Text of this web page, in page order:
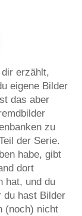
erzählt,
eigene Bilder
das aber
zu
der Serie.
habe, gibt
dort
hat, und du
du hast Bilder
(noch) nicht